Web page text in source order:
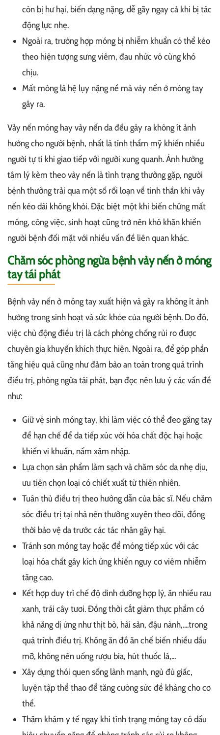
còn bị hư hại, biến dạng nặng, dễ gãy ngay cả khi bị tác
động lực nhẹ.
Ngoài ra, trường hợp móng bị nhiễm khuẩn có thể kéo
theo hiện tượng sưng viêm, đau nhức vô cùng khó
chịu.
Mất móng là hệ lụy nặng nề mà vảy nến ở móng tay
gây ra.
Vảy nến móng hay vảy nến da đều gây ra không ít ảnh
hưởng cho người bệnh, nhất là tính thẩm mỹ khiến nhiều
người tự ti khi giao tiếp với người xung quanh. Ảnh hưởng
tâm lý kèm theo vảy nến là tình trạng thường gặp, người
bệnh thường trải qua một số rối loạn về tinh thần khi vảy
nến kéo dài không khỏi. Đặc biệt một khi biến chứng mất
móng, công việc, sinh hoạt cũng trở nên khó khăn khiến
người bệnh đối mặt với nhiều vấn đề liên quan khác.
Chăm sóc phòng ngừa bệnh vảy nến ở móng
tay tái phát
Bệnh vảy nến ở móng tay xuất hiện và gây ra không ít ảnh
hưởng trong sinh hoạt và sức khỏe của người bệnh. Do đó,
việc chủ động điều trị là cách phòng chống rủi ro được
chuyên gia khuyến khích thực hiện. Ngoài ra, để góp phần
tăng hiệu quả cũng như đảm bảo an toàn trong quá trình
điều trị, phòng ngừa tái phát, bạn đọc nên lưu ý các vấn đề
như:
Giữ vệ sinh móng tay, khi làm việc có thể đeo găng tay
để hạn chế để da tiếp xúc với hóa chất độc hại hoặc
khiến vi khuẩn, nấm xâm nhập.
Lựa chọn sản phẩm làm sạch và chăm sóc da nhẹ dịu,
ưu tiên chọn loại có chiết xuất từ thiên nhiên.
Tuân thủ điều trị theo hướng dẫn của bác sĩ. Nếu chăm
sóc điều trị tại nhà nên thường xuyên theo dõi, đồng
thời bảo vệ da trước các tác nhân gây hại.
Tránh sơn móng tay hoặc để móng tiếp xúc với các
loại hóa chất gây kích ứng khiến nguy cơ viêm nhiễm
tăng cao.
Kết hợp duy trì chế độ dinh dưỡng hợp lý, ăn nhiều rau
xanh, trái cây tươi. Đồng thời cắt giảm thực phẩm có
khả năng dị ứng như thịt bò, hải sản, đậu nành,....trong
quá trình điều trị. Không ăn đồ ăn chế biến nhiều dầu
mỡ, không nên uống rượu bia, hút thuốc lá,...
Xây dựng thói quen sống lành mạnh, ngủ đủ giấc,
luyện tập thể thao để tăng cường sức đề kháng cho cơ
thể.
Thăm khám y tế ngay khi tình trạng móng tay có dấu